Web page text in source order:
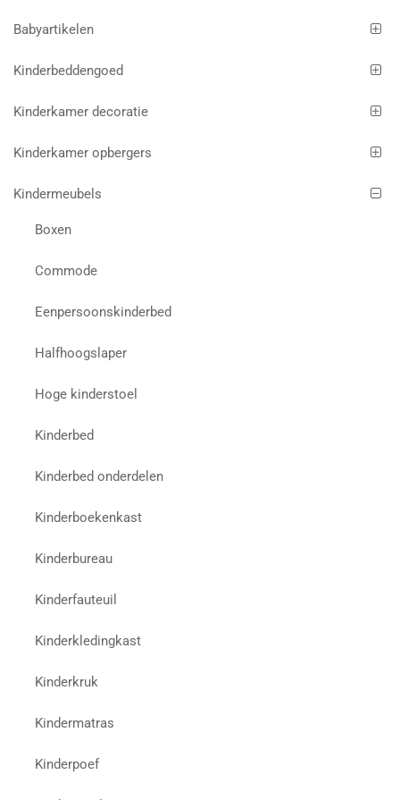
Babyartikelen
Kinderbeddengoed
Kinderkamer decoratie
Kinderkamer opbergers
Kindermeubels
Boxen
Commode
Eenpersoonskinderbed
Halfhoogslaper
Hoge kinderstoel
Kinderbed
Kinderbed onderdelen
Kinderboekenkast
Kinderbureau
Kinderfauteuil
Kinderkledingkast
Kinderkruk
Kindermatras
Kinderpoef